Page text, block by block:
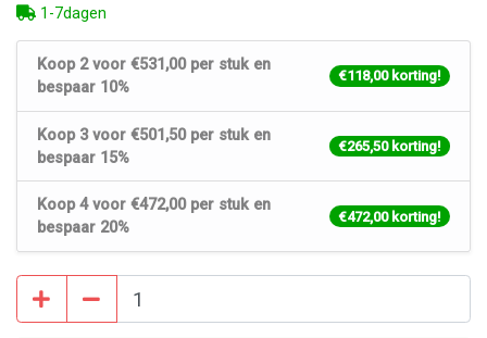
1-7dagen
Koop 2 voor €531,00 per stuk en
bespaar 10%
€118,00 korting!
Koop 3 voor €501,50 per stuk en
bespaar 15%
€265,50 korting!
Koop 4 voor €472,00 per stuk en
bespaar 20%
€472,00 korting!